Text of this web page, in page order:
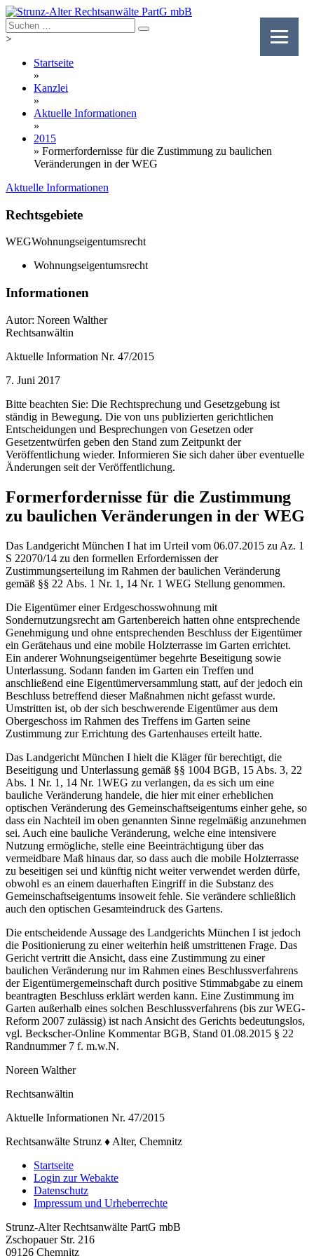
Skip
to
content
>
Startseite
»
Kanzlei
»
Aktuelle Informationen
»
2015
» Formerfordernisse für die Zustimmung zu baulichen
Veränderungen in der WEG
Aktuelle Informationen
Rechtsgebiete
WEGWohnungseigentumsrecht
Wohnungseigentumsrecht
Informationen
Autor: Noreen Walther
Rechtsanwältin
Aktuelle Information Nr. 47/2015
7. Juni 2017
Bitte beachten Sie: Die Rechtsprechung und Gesetzgebung ist
ständig in Bewegung. Die von uns publizierten gerichtlichen
Entscheidungen und Besprechungen von Gesetzen oder
Gesetzentwürfen geben den Stand zum Zeitpunkt der
Veröffentlichung wieder. Informieren Sie sich daher über eventuelle
Änderungen seit der Veröffentlichung.
Formerfordernisse für die Zustimmung
zu baulichen Veränderungen in der WEG
Das Landgericht München I hat im Urteil vom 06.07.2015 zu Az. 1
S 22070/14 zu den formellen Erfordernissen der
Zustimmungserteilung im Rahmen der baulichen Veränderung
gemäß §§ 22 Abs. 1 Nr. 1, 14 Nr. 1 WEG Stellung genommen.
Die Eigentümer einer Erdgeschosswohnung mit
Sondernutzungsrecht am Gartenbereich hatten ohne entsprechende
Genehmigung und ohne entsprechenden Beschluss der Eigentümer
ein Gerätehaus und eine mobile Holzterrasse im Garten errichtet.
Ein anderer Wohnungseigentümer begehrte Beseitigung sowie
Unterlassung. Sodann fanden im Garten ein Treffen und
anschließend eine Eigentümerversammlung statt, auf der jedoch ein
Beschluss betreffend dieser Maßnahmen nicht gefasst wurde.
Umstritten ist, ob der sich beschwerende Eigentümer aus dem
Obergeschoss im Rahmen des Treffens im Garten seine
Zustimmung zur Errichtung des Gartenhauses erteilt hatte.
Das Landgericht München I hielt die Kläger für berechtigt, die
Beseitigung und Unterlassung gemäß §§ 1004 BGB, 15 Abs. 3, 22
Abs. 1 Nr. 1, 14 Nr. 1WEG zu verlangen, da es sich um eine
bauliche Veränderung handele, die hier mit einer erheblichen
optischen Veränderung des Gemeinschaftseigentums einher gehe, so
dass ein Nachteil im oben genannten Sinne regelmäßig anzunehmen
sei. Auch eine bauliche Veränderung, welche eine intensivere
Nutzung ermögliche, stelle eine Beeinträchtigung über das
vermeidbare Maß hinaus dar, so dass auch die mobile Holzterrasse
zu beseitigen sei und künftig nicht weiter verwendet werden dürfe,
obwohl es an einem dauerhaften Eingriff in die Substanz des
Gemeinschaftseigentums insoweit fehle. Sie verändere schließlich
auch den optischen Gesamteindruck des Gartens.
Die entscheidende Aussage des Landgerichts München I ist jedoch
die Positionierung zu einer weiterhin heiß umstrittenen Frage. Das
Gericht vertritt die Ansicht, dass eine Zustimmung zu einer
baulichen Veränderung nur im Rahmen eines Beschlussverfahrens
der Eigentümergemeinschaft durch positive Stimmabgabe zu einem
beantragten Beschluss erklärt werden kann. Eine Zustimmung im
Garten außerhalb eines solchen Beschlussverfahrens (bis zur WEG-
Reform 2007 zulässig) ist nach Ansicht des Gerichts bedeutungslos,
vgl. Beckscher-Online Kommentar BGB, Stand 01.08.2015 § 22
Randnummer 7 f. m.w.N.
Noreen Walther
Rechtsanwältin
Aktuelle Informationen Nr. 47/2015
Rechtsanwälte Strunz ♦ Alter, Chemnitz
Startseite
Login zur Webakte
Datenschutz
Impressum und Urheberrechte
Strunz-Alter Rechtsanwälte PartG mbB
Zschopauer Str. 216
09126 Chemnitz